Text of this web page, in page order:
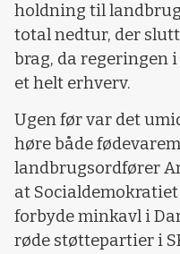
holdning til
total nedtur, der
brag, da regeringen
et helt erhverv.
Ugen før var det
høre både
landbrugsordfører
at
forbyde minkavl i
røde støttepartier i